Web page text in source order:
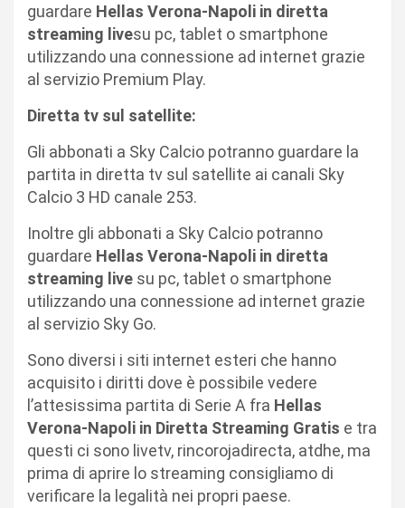
guardare Hellas Verona-Napoli in diretta
streaming livesu pc, tablet o smartphone
utilizzando una connessione ad internet grazie
al servizio Premium Play.
Diretta tv sul satellite:
Gli abbonati a Sky Calcio potranno guardare la
partita in diretta tv sul satellite ai canali Sky
Calcio 3 HD canale 253.
Inoltre gli abbonati a Sky Calcio potranno
guardare Hellas Verona-Napoli in diretta
streaming live su pc, tablet o smartphone
utilizzando una connessione ad internet grazie
al servizio Sky Go.
Sono diversi i siti internet esteri che hanno
acquisito i diritti dove è possibile vedere
l’attesissima partita di Serie A fra Hellas
Verona-Napoli in Diretta Streaming Gratis e tra
questi ci sono livetv, rincorojadirecta, atdhe, ma
prima di aprire lo streaming consigliamo di
verificare la legalità nei propri paese.